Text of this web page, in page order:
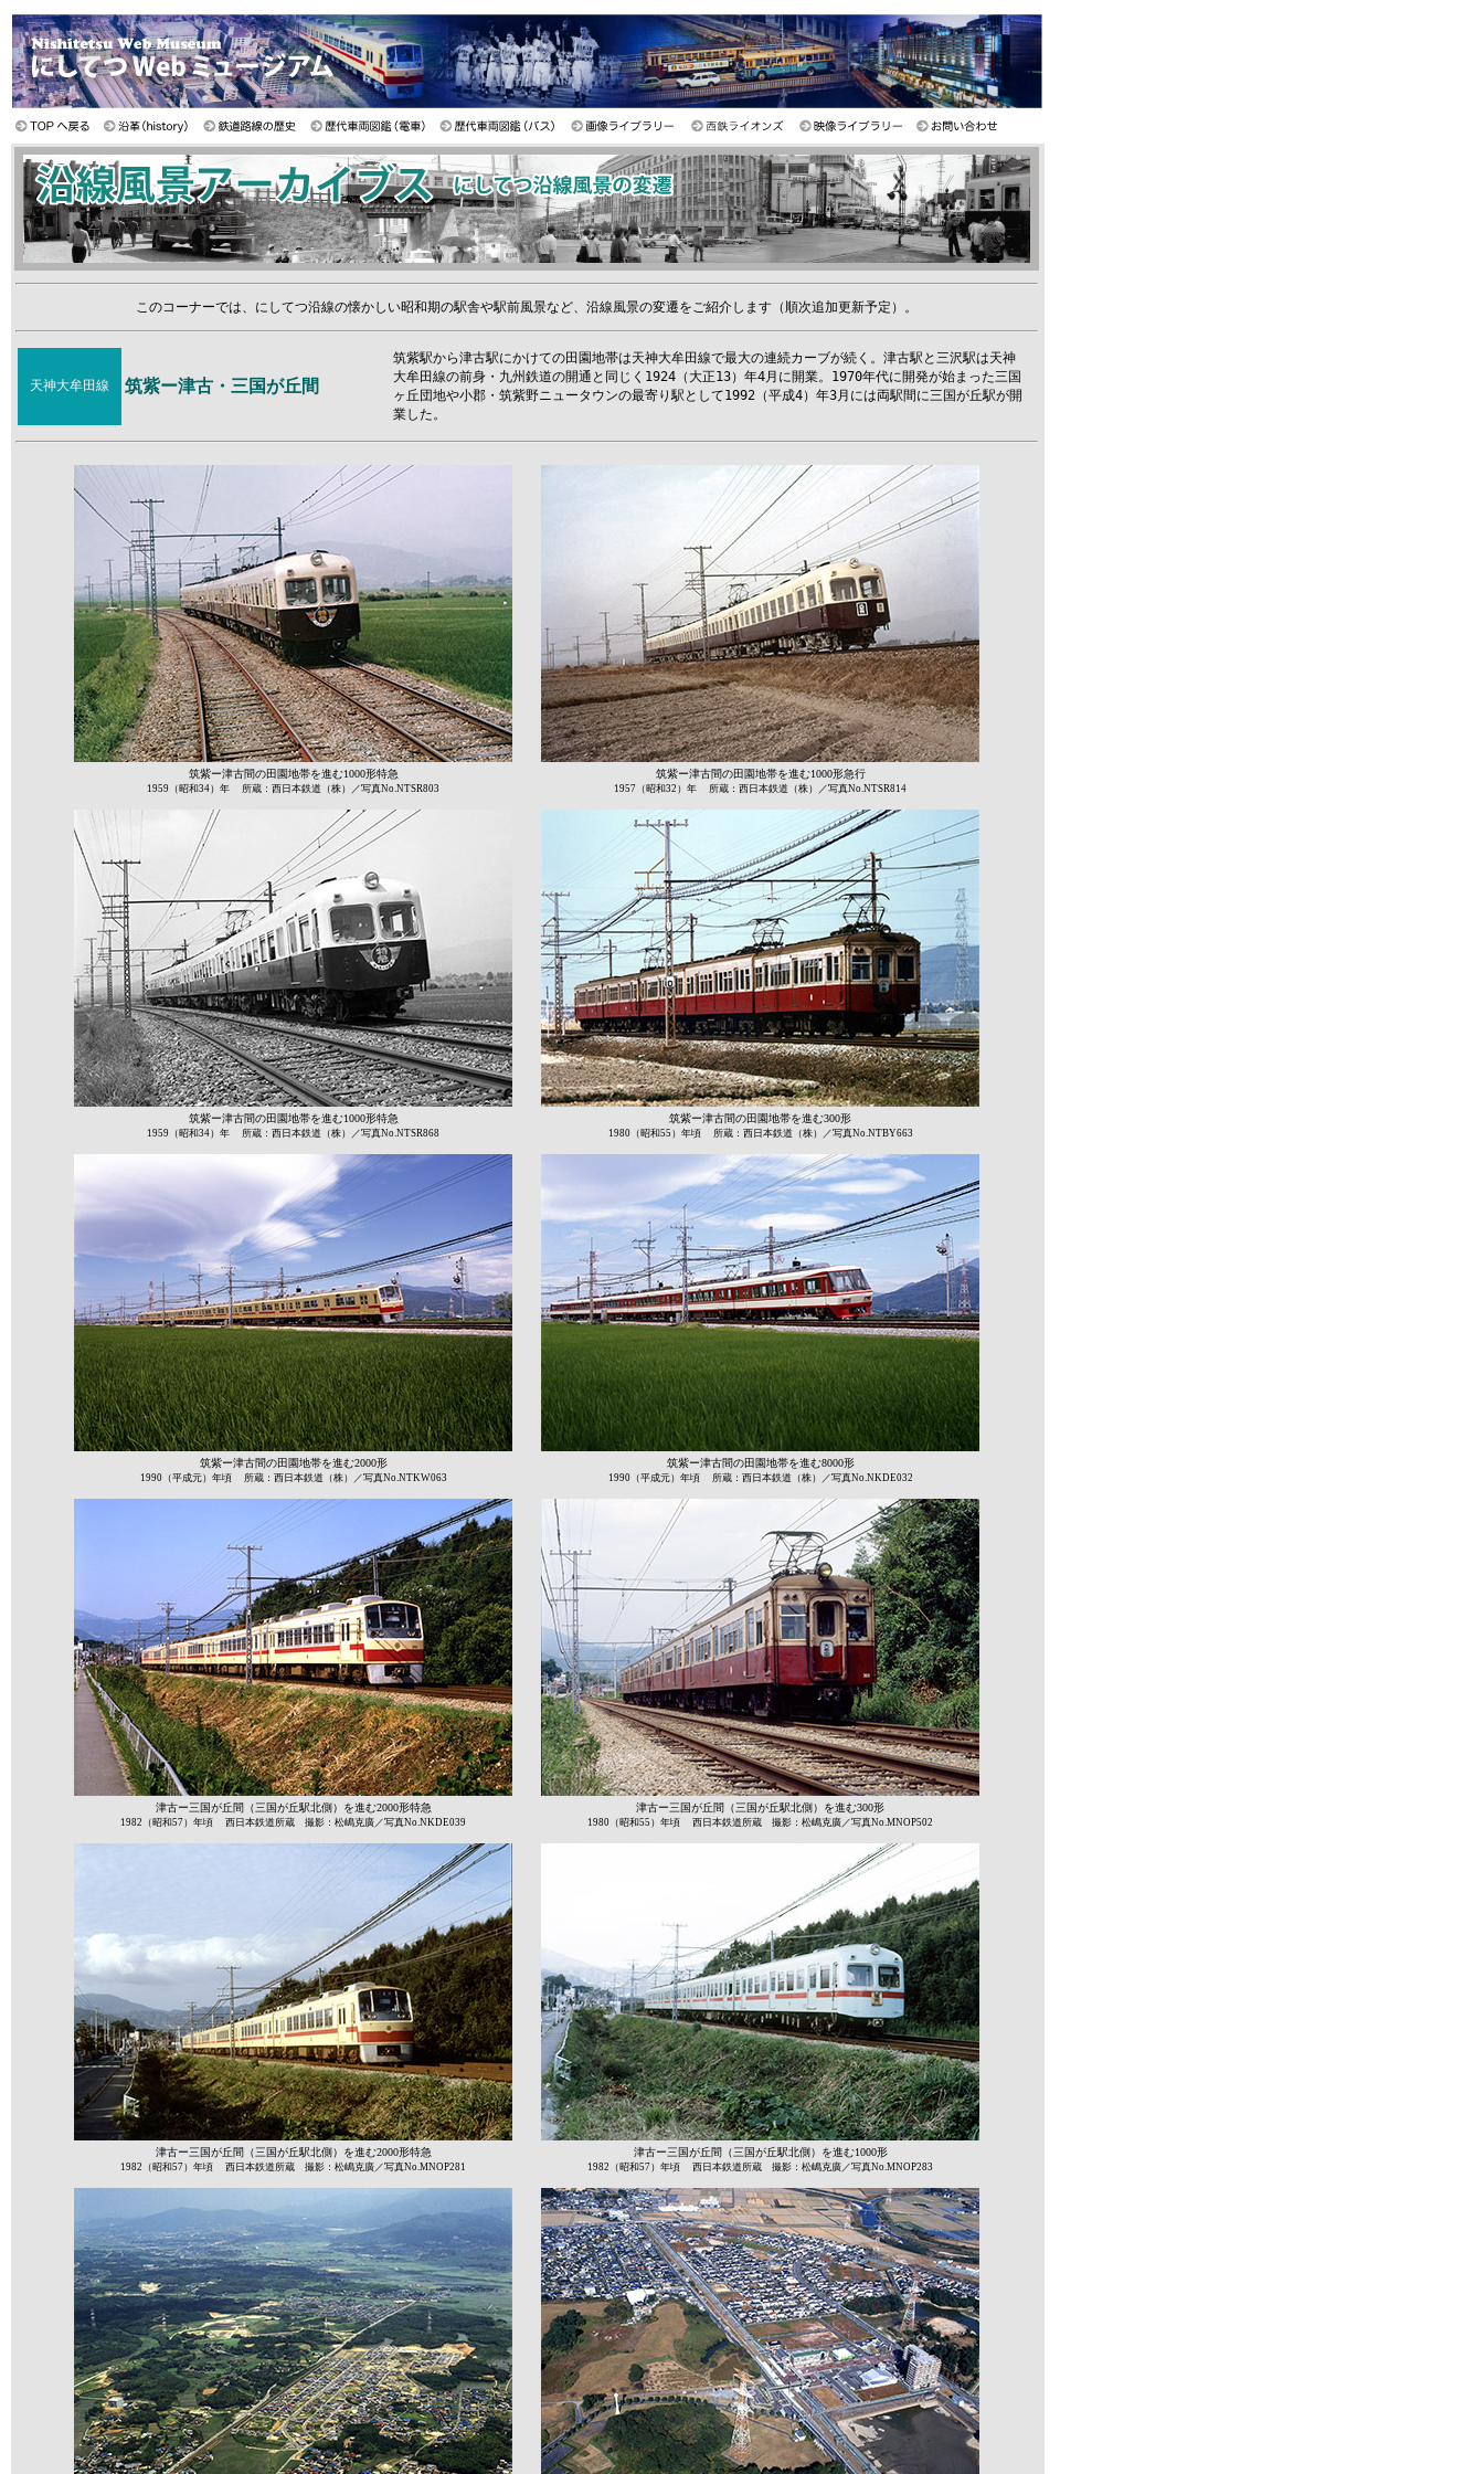
このコーナーでは、にしてつ沿線の懐かしい昭和期の駅舎や駅前風景など、沿線風景の変遷をご紹介します（順次追加更新予定）。
天神大牟田線 筑紫ー津古・三国が丘間
筑紫駅から津古駅にかけての田園地帯は天神大牟田線で最大の連続カーブが続く。津古駅と三沢駅は天神
大牟田線の前身・九州鉄道の開通と同じく1924（大正13）年4月に開業。1970年代に開発が始まった三国
ヶ丘団地や小郡・筑紫野ニュータウンの最寄り駅として1992（平成4）年3月には両駅間に三国が丘駅が開
業した。
筑紫ー津古間の田園地帯を進む1000形特急
1959（昭和34）年 所蔵：西日本鉄道（株）／写真No.NTSR803
筑紫ー津古間の田園地帯を進む1000形急行
1957（昭和32）年 所蔵：西日本鉄道（株）／写真No.NTSR814
筑紫ー津古間の田園地帯を進む1000形特急
1959（昭和34）年 所蔵：西日本鉄道（株）／写真No.NTSR868
筑紫ー津古間の田園地帯を進む300形
1980（昭和55）年頃 所蔵：西日本鉄道（株）／写真No.NTBY663
筑紫ー津古間の田園地帯を進む2000形
1990（平成元）年頃 所蔵：西日本鉄道（株）／写真No.NTKW063
筑紫ー津古間の田園地帯を進む8000形
1990（平成元）年頃 所蔵：西日本鉄道（株） ／写真No.NKDE032
津古ー三国が丘間（三国が丘駅北側）を進む2000形特急
1982（昭和57）年頃 西日本鉄道所蔵 撮影：松嶋克廣／写真No.NKDE039
津古ー三国が丘間（三国が丘駅北側）を進む300形
1980（昭和55）年頃 西日本鉄道所蔵 撮影：松嶋克廣／写真No.MNOP502
津古ー三国が丘間（三国が丘駅北側）を進む2000形特急
1982（昭和57）年頃 西日本鉄道所蔵 撮影：松嶋克廣／写真No.MNOP281
津古ー三国が丘間（三国が丘駅北側）を進む1000形
1982（昭和57）年頃 西日本鉄道所蔵 撮影：松嶋克廣／写真No.MNOP283